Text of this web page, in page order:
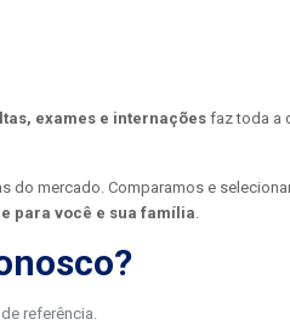
exames e internações faz toda a
do mercado. Comparamos e
para você e sua família.
referência.